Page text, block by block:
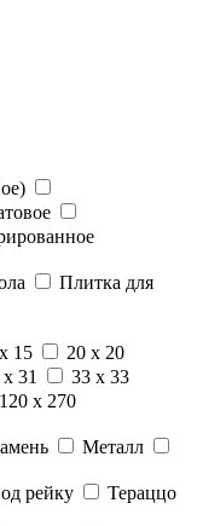
Плитка для
15
20 x 20
31
33 x 33
120 x 270
Металл
рейку
Тераццо